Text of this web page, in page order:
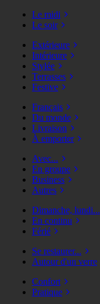
Le midi
Le soir
Extérieure
Intérieure
Stylée
Terrasses
Festive
Français
Du monde
Livraison
À emporter
Avec...
En groupe
Business
Autres
Dimanche, lundi...
En continu
Férié
Se restaurer...
Autour d'un verre
Confort
Pratique